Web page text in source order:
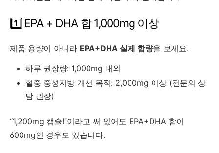
1️⃣ EPA + DHA 합 1,000mg 이상
제품 용량이 아니라 EPA+DHA 실제 함량을 보세요.
하루 권장량: 1,000mg 내외
혈중 중성지방 개선 목적: 2,000mg 이상 (전문의 상
담 권장)
“1,200mg 캡슐!”이라고 써 있어도 EPA+DHA 합이
600mg인 경우도 있습니다.